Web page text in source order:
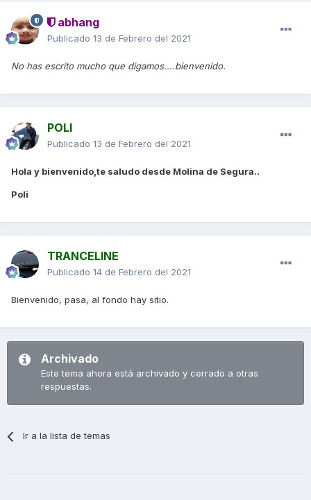
abhang
Publicado 13 de Febrero del 2021
No has escrito mucho que digamos....bienvenido.
POLI
Publicado 13 de Febrero del 2021
Hola y bienvenido,te saludo desde Molina de Segura..
Poli
TRANCELINE
Publicado 14 de Febrero del 2021
Bienvenido, pasa, al fondo hay sitio.
Archivado
Este tema ahora está archivado y cerrado a otras
respuestas.
Ir a la lista de temas